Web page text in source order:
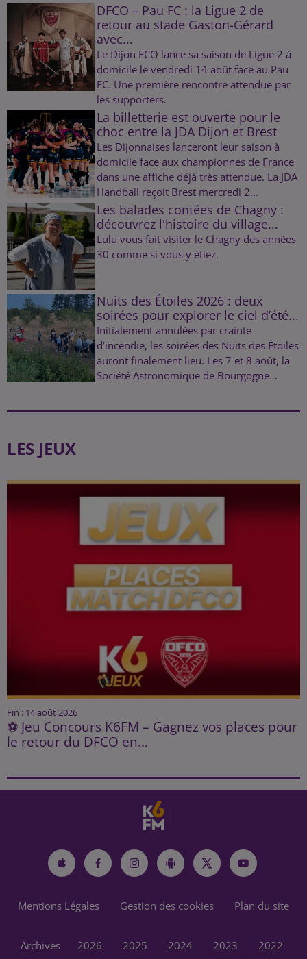
DFCO – Pau FC : la Ligue 2 de
retour au stade Gaston-Gérard
avec...
Le Dijon FCO lance sa saison de Ligue 2 à
domicile le vendredi 14 août face au Pau
FC. Une première rencontre attendue par
les supporters.
La billetterie est ouverte pour le
choc entre la JDA Dijon et Brest
Les Dijonnaises lanceront leur saison à
domicile face aux championnes de France
dans une affiche déjà très attendue. La JDA
Handball reçoit Brest mercredi 2...
Les balades contées de Chagny :
découvrez l'histoire du village...
Lulu vous fait visiter le Chagny des années
30 comme si vous y étiez.
Nuits des Étoiles 2026 : deux
soirées pour explorer le ciel d’été...
Initialement annulées par crainte
d’incendie, les soirées des Nuits des Étoiles
auront finalement lieu. Les 7 et 8 août, la
Société Astronomique de Bourgogne...
LES JEUX
Fin : 14 août 2026
⚽ Jeu Concours K6FM – Gagnez vos places pour
le retour du DFCO en...
Mentions Légales Gestion des cookies Plan du site
Archives 2026 2025 2024 2023 2022